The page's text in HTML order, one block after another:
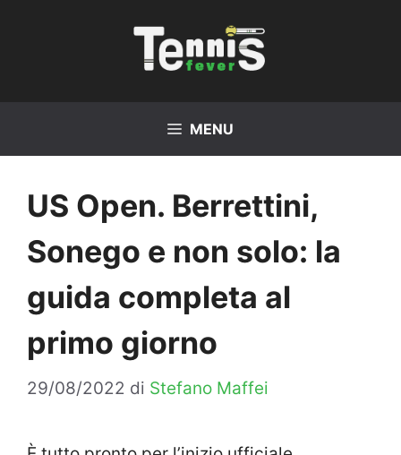
MENU
US Open. Berrettini,
Sonego e non solo: la
guida completa al
primo giorno
29/08/2022 di Stefano Maffei